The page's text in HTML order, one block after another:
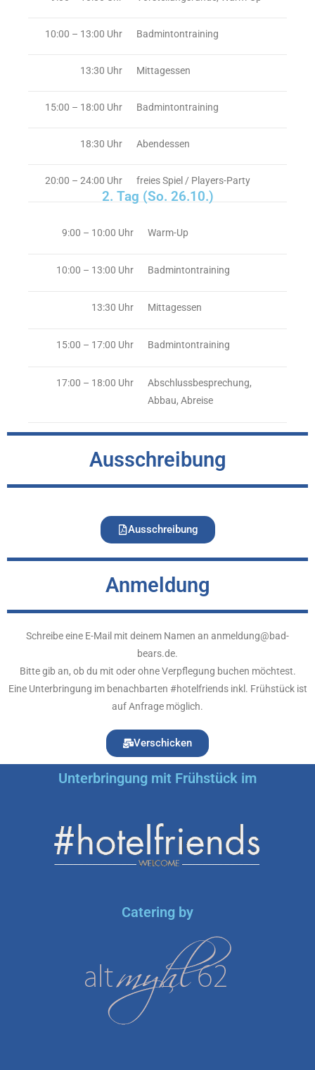
10:00 – 13:00 Uhr Badmintontraining
13:30 Uhr Mittagessen
15:00 – 18:00 Uhr Badmintontraining
18:30 Uhr Abendessen
20:00 – 24:00 Uhr freies Spiel / Players-Party
2. Tag (So. 26.10.)
9:00 – 10:00 Uhr Warm-Up
10:00 – 13:00 Uhr Badmintontraining
13:30 Uhr Mittagessen
15:00 – 17:00 Uhr Badmintontraining
17:00 – 18:00 Uhr
Abschlussbesprechung,
Abbau, Abreise
Ausschreibung
Ausschreibung
Anmeldung
Schreibe eine E-Mail mit deinem Namen an anmeldung@bad-
bears.de.
Bitte gib an, ob du mit oder ohne Verpflegung buchen möchtest.
Eine Unterbringung im benachbarten #hotelfriends inkl. Frühstück ist
auf Anfrage möglich.
Verschicken
Unterbringung mit Frühstück im
Catering by